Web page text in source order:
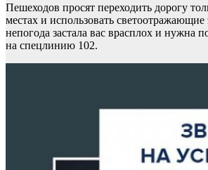
Пешеходов просят переходить дорогу
местах и ​​использовать
непогода застала вас врасплох и нужна
на спецлинию 102.